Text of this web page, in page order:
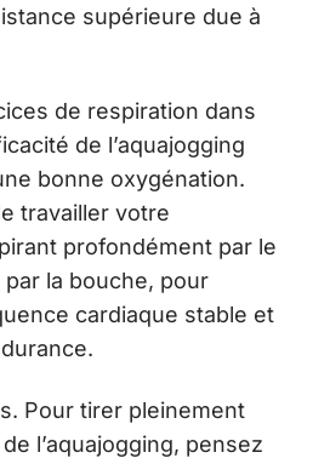
supérieure due à
de respiration dans
de l’aquajogging
bonne oxygénation.
travailler votre
profondément par le
la bouche, pour
cardiaque stable et
Pour tirer pleinement
l’aquajogging, pensez